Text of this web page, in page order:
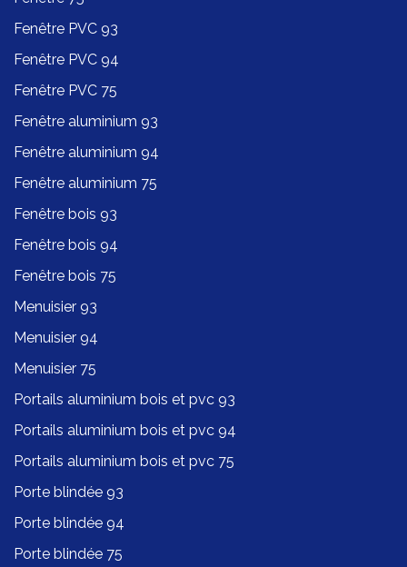
Fenêtre PVC 93
Fenêtre PVC 94
Fenêtre PVC 75
Fenêtre aluminium 93
Fenêtre aluminium 94
Fenêtre aluminium 75
Fenêtre bois 93
Fenêtre bois 94
Fenêtre bois 75
Menuisier 93
Menuisier 94
Menuisier 75
Portails aluminium bois et pvc 93
Portails aluminium bois et pvc 94
Portails aluminium bois et pvc 75
Porte blindée 93
Porte blindée 94
Porte blindée 75